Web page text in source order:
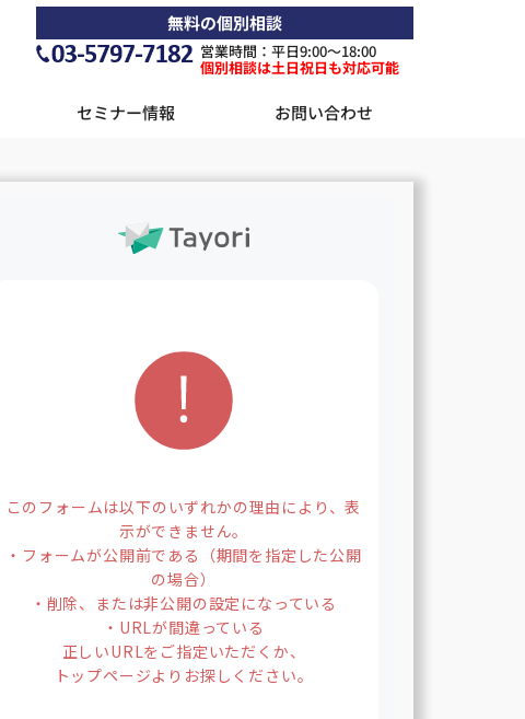
無料の個別相談
営業時間：平日9:00〜18:00
個別相談は土日祝日も対応可能
セミナー情報 お問い合わせ